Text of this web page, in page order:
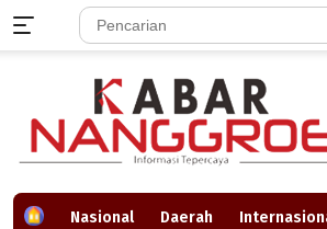
H
Nasional Daerah